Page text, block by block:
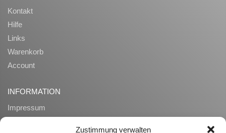
Zustimmung verwalten
Kontakt
Hilfe
Links
Warenkorb
Account
INFORMATION
Impressum